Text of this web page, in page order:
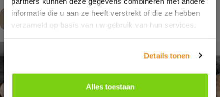
informatie die u aan ze heeft verstrekt of die ze hebben
verzameld op basis van uw gebruik van hun services.
Details tonen
Alles toestaan
Maak een afspraak